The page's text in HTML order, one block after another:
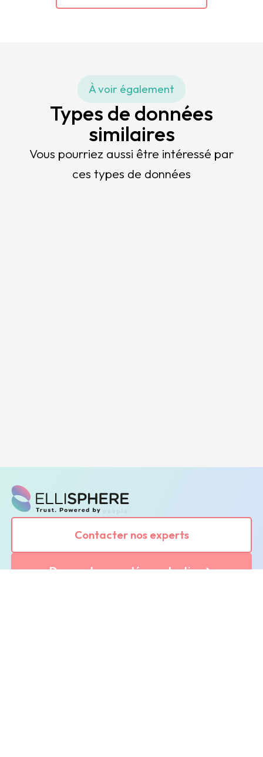
À voir également
Types de données
similaires
Vous pourriez aussi être intéressé par
ces types de données
Contacter nos experts
Demander une démonstration